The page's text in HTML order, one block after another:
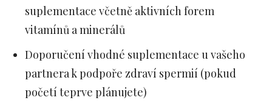
suplementace včetně aktivních forem
vitamínů a minerálů
Doporučení vhodné suplementace u vašeho
partnera k podpoře zdraví spermií (pokud
početí teprve plánujete)